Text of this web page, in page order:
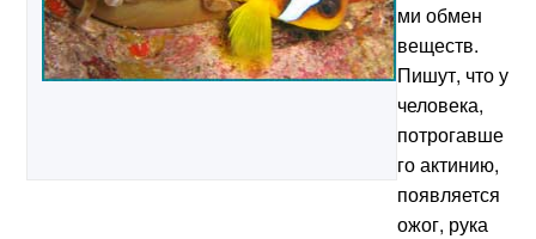
ми обмен
веществ.
Пишут, что у
человека,
потрогавше
го актинию,
появляется
ожог, рука